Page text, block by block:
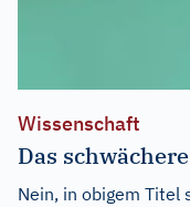
Wissenschaft
Das
Nein, in obigem Titel